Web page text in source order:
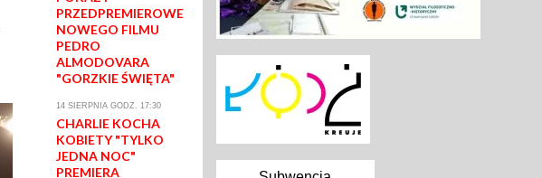
PRZEDPREMIEROWE
NOWEGO FILMU
PEDRO
ALMODOVARA
"GORZKIE ŚWIĘTA"
14 SIERPNIA GODZ. 17:30
CHARLIE KOCHA
KOBIETY "TYLKO
JEDNA NOC"
PREMIERA